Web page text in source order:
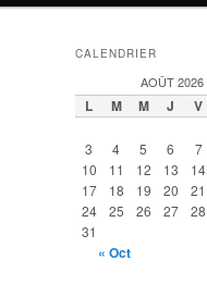
CALENDRIER
AOÛT 2026
L M M J V
3
4 5 6 7
10
11 12 13 14
17
18 19 20 21
24
25 26 27 28
31
« Oct